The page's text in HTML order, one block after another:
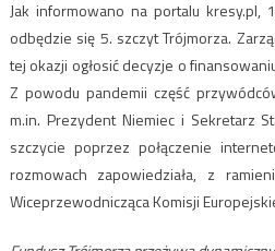
Jak informowano na portalu kresy.pl,
odbędzie się 5. szczyt Trójmorza.
tej okazji ogłosić decyzje o
Z powodu pandemii część
m.in. Prezydent Niemiec i Sekretarz
szczycie poprzez połączenie
rozmowach zapowiedziała, z
Wiceprzewodnicząca Komisji